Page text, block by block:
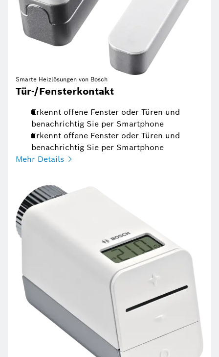
Smarte Heizlösungen von Bosch
Tür-/Fensterkontakt
Erkennt offene Fenster oder Türen und
benachrichtig Sie per Smartphone
Erkennt offene Fenster oder Türen und
benachrichtig Sie per Smartphone
Mehr Details